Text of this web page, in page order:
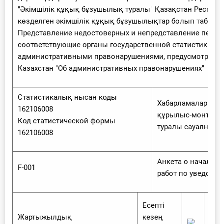
"Әкімшілік құқық бұзушылық туралы" Қазақстан
көзделген әкімшілік құқық бұзушылықтар болып
Представление недостоверных и непредставление
соответствующие органы государственной статистики
административными правонарушениями,
Казахстан "Об административных правонарушениях"
Статистикалық нысан коды
162106008
Код статистической формы
162106008
Хабарламалар
құрылыс-
туралы
F-001
Анкета о начале
работ по
Жартыжылдық
Есепті
кезең